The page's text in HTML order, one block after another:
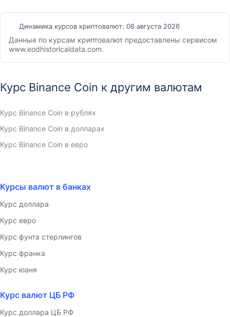
Динамика курсов криптовалют: 08 августа 2026
Данные по курсам криптовалют предоставлены сервисом
www.eodhistoricaldata.com.
Курс Binance Coin к другим валютам
Курс Binance Coin в рублях
Курс Binance Coin в долларах
Курс Binance Coin в евро
Курсы валют в банках
Курс доллара
Курс евро
Курс фунта стерлингов
Курс франка
Курс юаня
Курс валют ЦБ РФ
Курс доллара ЦБ РФ